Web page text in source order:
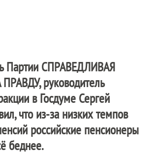
Партии СПРАВЕДЛИВАЯ
, руководитель
в Госдуме Сергей
что из-за низких темпов
российские пенсионеры
беднее.